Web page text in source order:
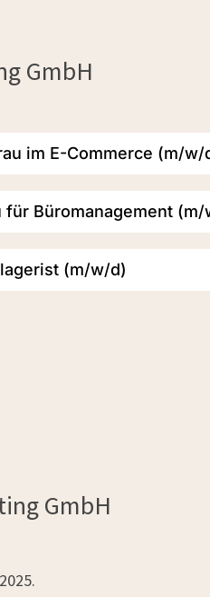
GmbH
im E-Commerce (m/w/
Büromanagement (m/
(m/w/d)
GmbH